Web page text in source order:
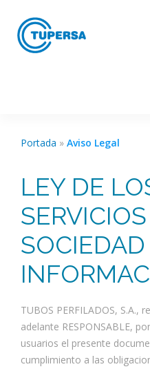
Portada » Aviso Legal
LEY DE
TUBOS PERFILADOS, S.A.,
adelante RESPONSABLE,
usuarios el presente
cumplimiento a las